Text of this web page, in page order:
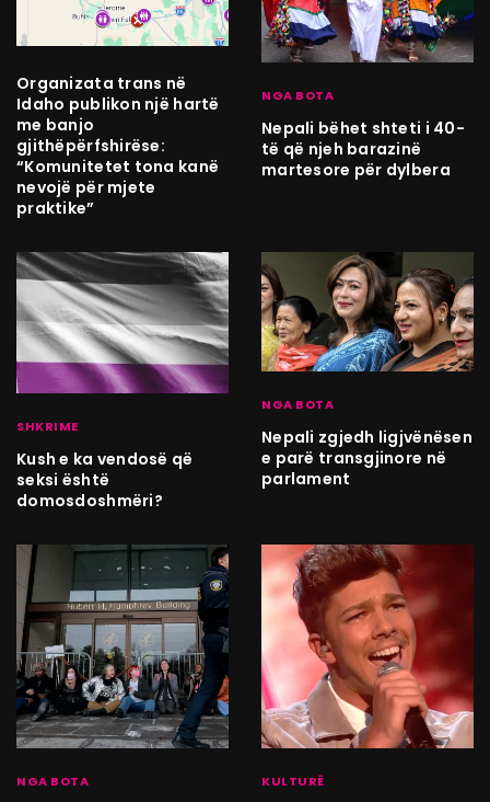
Organizata trans në
Idaho publikon një hartë
me banjo
gjithëpërfshirëse:
“Komunitetet tona kanë
nevojë për mjete
praktike”
NGA BOTA
Nepali bëhet shteti i 40-
të që njeh barazinë
martesore për dylbera
SHKRIME
Kush e ka vendosë që
seksi është
domosdoshmëri?
NGA BOTA
Nepali zgjedh ligjvënësen
e parë transgjinore në
parlament
NGA BOTA KULTURË